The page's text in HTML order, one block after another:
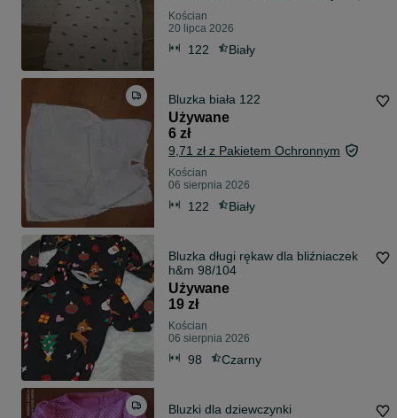
Kościan
20 lipca 2026
122 Biały
Bluzka biała 122
Używane
6 zł
9,71 zł z Pakietem Ochronnym
Kościan
06 sierpnia 2026
122 Biały
Bluzka długi rękaw dla bliźniaczek
h&m 98/104
Używane
19 zł
Kościan
06 sierpnia 2026
98 Czarny
Bluzki dla dziewczynki